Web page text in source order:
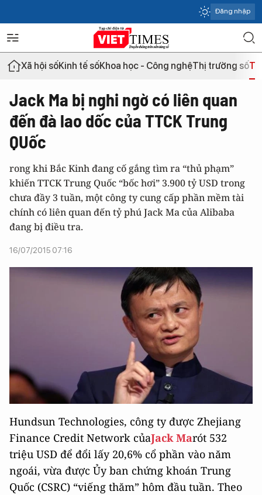
Đăng nhập
Xã hội sốKinh tế sốKhoa học - Công nghệThị trường số
Jack Ma bị nghi ngờ có liên quan
đến đà lao dốc của TTCK Trung
QUốc
rong khi Bắc Kinh đang cố gắng tìm ra “thủ phạm”
khiến TTCK Trung Quốc “bốc hơi” 3.900 tỷ USD trong
chưa đầy 3 tuần, một công ty cung cấp phần mềm tài
chính có liên quan đến tỷ phú Jack Ma của Alibaba
đang bị điều tra.
16/07/2015 07:16
Hundsun Technologies, công ty được Zhejiang
Finance Credit Network củaJack Marót 532
triệu USD để đổi lấy 20,6% cổ phần vào năm
ngoái, vừa được Ủy ban chứng khoán Trung
Quốc (CSRC) “viếng thăm” hôm đầu tuần. Theo